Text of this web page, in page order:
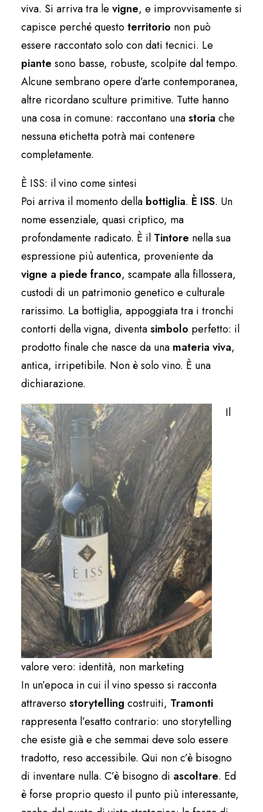
viva. Si arriva tra le vigne, e improvvisamente si
capisce perché questoterritorio non può
essere raccontato solo con dati tecnici. Le
piante sono basse, robuste, scolpite dal tempo.
Alcune sembrano opere d’arte contemporanea,
altre ricordano sculture primitive. Tutte hanno
una cosa in comune: raccontano unastoria che
nessuna etichetta potrà mai contenere
completamente.
È ISS: il vino come sintesi
Poi arriva il momento della bottiglia. È ISS. Un
nome essenziale, quasi criptico, ma
profondamente radicato. È il Tintore nella sua
espressione più autentica, proveniente da
vigne a piede franco, scampate alla fillossera,
custodi di un patrimonio genetico e culturale
rarissimo. La bottiglia, appoggiata tra i tronchi
contorti della vigna, diventasimbolo perfetto: il
prodotto finale che nasce da una materia viva,
antica, irripetibile. Non è solo vino. È una
dichiarazione.
Il
valore vero: identità, non marketing
In un’epoca in cui il vino spesso si racconta
attraversostorytelling costruiti, Tramonti
rappresenta l’esatto contrario: uno storytelling
che esiste già e che semmai deve solo essere
tradotto, reso accessibile. Qui non c’è bisogno
di inventare nulla. C’è bisogno di ascoltare. Ed
è forse proprio questo il punto più interessante,